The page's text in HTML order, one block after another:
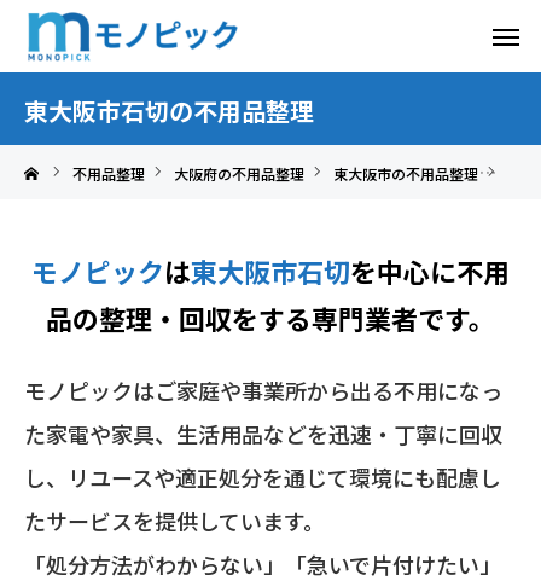
東大阪市石切の不用品整理
不用品整理 大阪府の不用品整理 東大阪市の不用品整理
モノピックは東大阪市石切を中心に不用
品の整理・回収をする専門業者です。
モノピックはご家庭や事業所から出る不用になっ
た家電や家具、生活用品などを迅速・丁寧に回収
し、リユースや適正処分を通じて環境にも配慮し
たサービスを提供しています。
「処分方法がわからない」「急いで片付けたい」